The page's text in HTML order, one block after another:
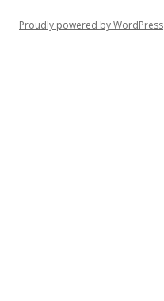
Proudly powered by WordPress